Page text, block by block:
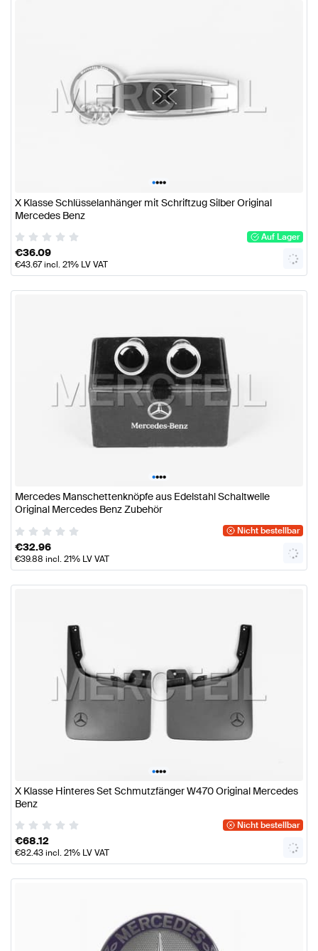
••••
X Klasse Schlüsselanhänger mit Schriftzug Silber Original
Mercedes Benz
Auf Lager
€36.09
€43.67incl. 21% LV VAT
••••
Mercedes Manschettenknöpfe aus Edelstahl Schaltwelle
Original Mercedes Benz Zubehör
Nicht bestellbar
€32.96
€39.88 incl. 21% LV VAT
••••
X Klasse Hinteres Set Schmutzfänger W470 Original Mercedes
Benz
Nicht bestellbar
€68.12
€82.43incl. 21% LV VAT